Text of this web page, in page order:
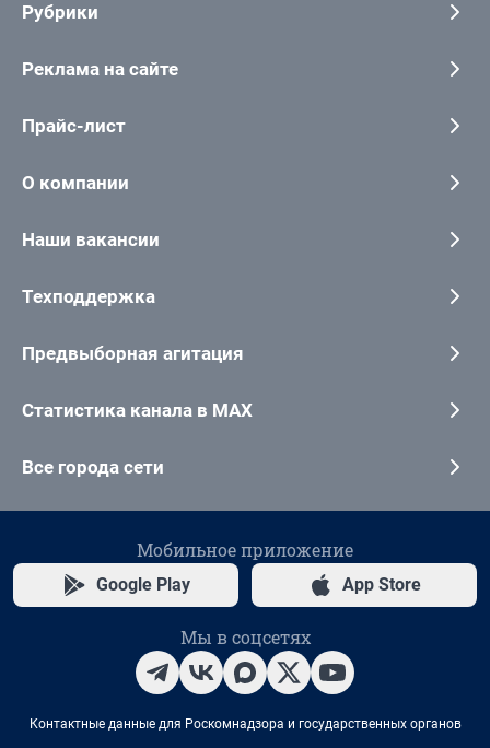
Рубрики
Реклама на сайте
Прайс-лист
О компании
Наши вакансии
Техподдержка
Предвыборная агитация
Статистика канала в MAX
Все города сети
Мобильное приложение
Google Play App Store
Мы в соцсетях
Контактные данные для Роскомнадзора и государственных органов